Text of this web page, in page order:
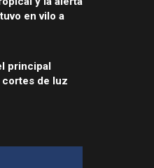
en vilo a
principal
de luz